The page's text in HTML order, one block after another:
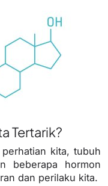
Tertarik?
kita, tubuh
beberapa hormon
dan perilaku kita.